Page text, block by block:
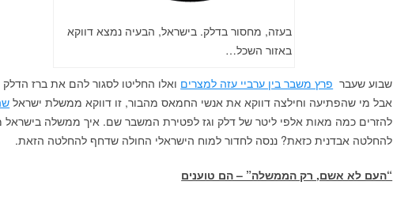
בעזה, מחסור בדלק. בישראל, הבעיה נמצא דווקא
באזור השכל…
שבוע שעבר פרץ משבר בין ערביי עזה למצרים ואלו החליטו לסגור להם את ברז הדלק
אבל מי שהפתיעה וחילצה דווקא את אנשי החמאס מהבור, זו דווקא ממשלת ישראל
להזרים כמה מאות אלפי ליטר של דלק וגז לפטירת המשבר שם. איך ממשלה בישראל
להחלטה אבדנית כזאת? ננסה לחדור למוח הישראלי החולה שדחף להחלטה הזאת.
“העם לא אשם, רק הממשלה” – הם טוענים